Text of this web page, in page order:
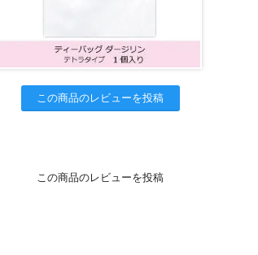
この商品のレビューを投稿
この商品のレビューを投稿